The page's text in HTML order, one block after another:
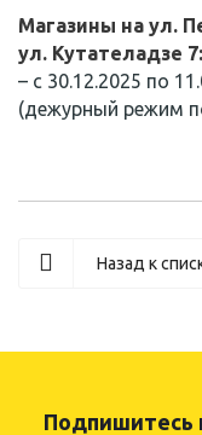
Магазины на ул.
ул. Кутателадзе 7:
– с 30.12.2025 по
(дежурный режим
Назад к
Подпишитесь